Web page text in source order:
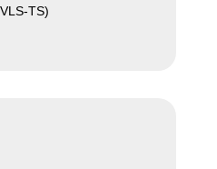
TS)